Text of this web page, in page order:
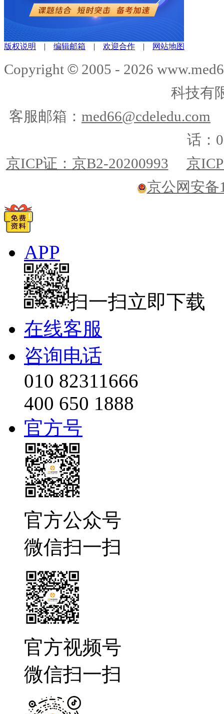
版权说明 | 编辑邮箱 | 欢迎合作 | 网站地图
Copyright © 2005 - 2026
科技有
客服邮箱： med66@cdeledu.com
话：
京ICP证：京B2-20200993
京
京公网安备
APP
扫一扫立即下载
在线客服
咨询电话
010 82311666
400 650 1888
官方号
官方公众号
微信扫一扫
官方视频号
微信扫一扫